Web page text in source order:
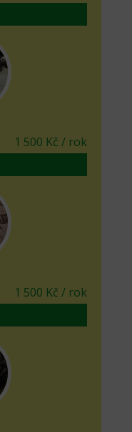
1 500 Kč / rok
1 500 Kč / rok